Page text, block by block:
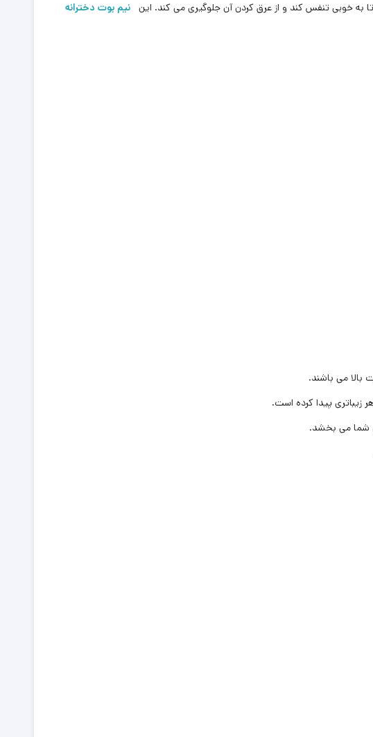
به خوبی تنفس کند و از عرق کردن آن جلوگیری می کند. این نیم بوت دخترانه
بالا می باشند.
پیدا کرده است.
شما می بخشد.